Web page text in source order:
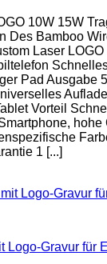
10W 15W
Des Bamboo
Laser
Pad Ausgabe
Vorteil
1 [...]
Logo-Gravur für